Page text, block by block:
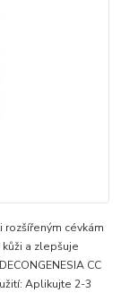
cévkám
a zlepšuje
CC
Aplikujte 2-3